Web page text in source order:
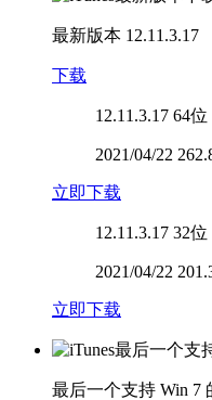
最新版本 12.11.3.17
下载
12.11.3.17 64位
2021/04/22
立即下载
12.11.3.17 32位
2021/04/22
立即下载
最后一个支持 Win 7